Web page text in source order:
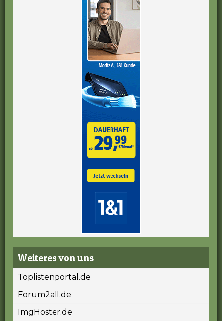
Weiteres von uns
Toplistenportal.de
Forum2all.de
ImgHoster.de